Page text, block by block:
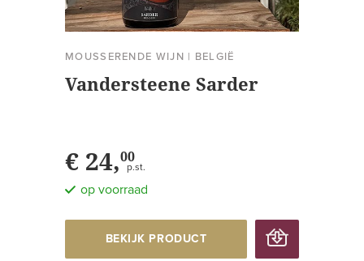
MOUSSERENDE WIJN | BELGIË
Vandersteene Sarder
€ 24,00
p.st.
op voorraad
BEKIJK PRODUCT